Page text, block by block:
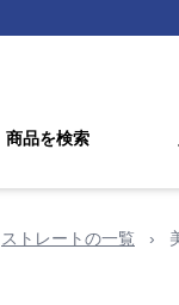
商品を検索
ストレートの一覧 ›